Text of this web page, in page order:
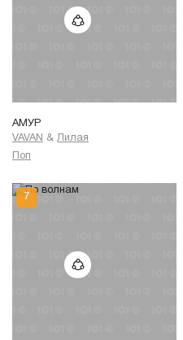
АМУР
VAVAN & Лилая
Поп